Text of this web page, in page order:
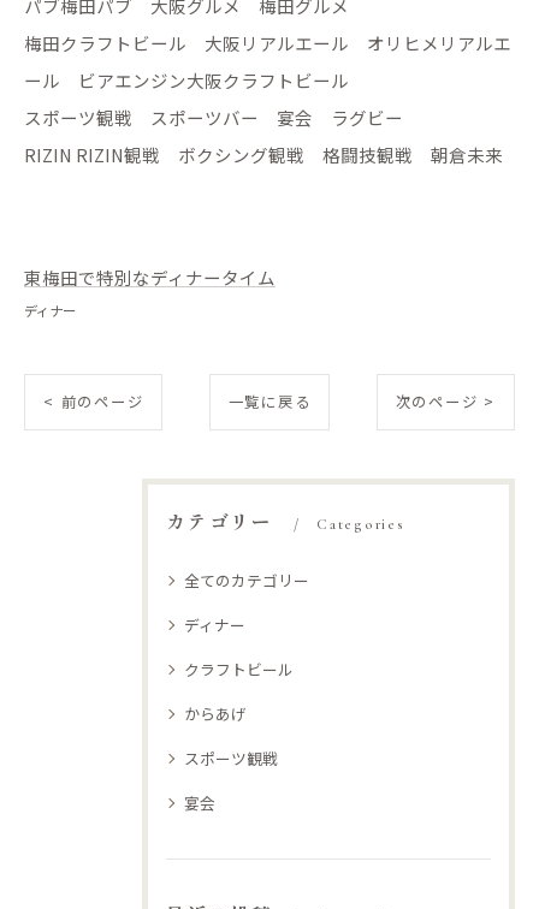
梅田クラフトビール 大阪リアルエール オリヒメリアルエ
ール ビアエンジン大阪クラフトビール
スポーツ観戦 スポーツバー 宴会 ラグビー
RIZIN RIZIN観戦 ボクシング観戦 格闘技観戦 朝倉未来
東梅田で特別なディナータイム
ディナー
< 前のページ 一覧に戻る 次のページ >
カテゴリー Categories
全てのカテゴリー
ディナー
クラフトビール
からあげ
スポーツ観戦
宴会